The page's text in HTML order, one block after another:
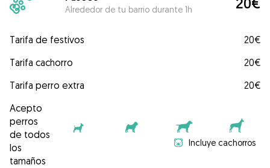
Alrededor de tu barrio durante 1h
Tarifa de festivos
20€
Tarifa cachorro
20€
Tarifa perro extra
20€
Acepto
perros
de todos
los
tamaños
Incluye cachorros